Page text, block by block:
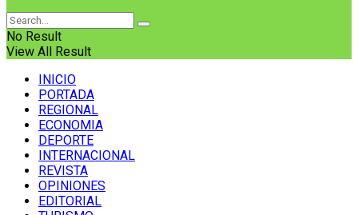
No Result
View All Result
INICIO
PORTADA
REGIONAL
ECONOMIA
DEPORTE
INTERNACIONAL
REVISTA
OPINIONES
EDITORIAL